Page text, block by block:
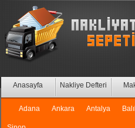
Anasayfa Nakliye Defteri
Adana Ankara Antalya